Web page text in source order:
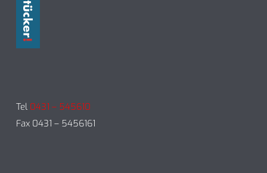
Tel 0431 – 545610
Fax 0431 – 5456161